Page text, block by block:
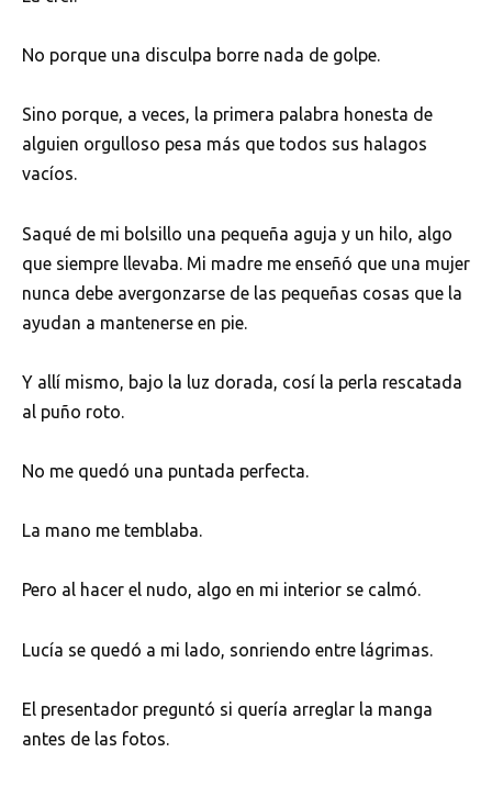
No porque una disculpa borre nada de golpe.
Sino porque, a veces, la primera palabra honesta de
alguien orgulloso pesa más que todos sus halagos
vacíos.
Saqué de mi bolsillo una pequeña aguja y un hilo, algo
que siempre llevaba. Mi madre me enseñó que una mujer
nunca debe avergonzarse de las pequeñas cosas que la
ayudan a mantenerse en pie.
Y allí mismo, bajo la luz dorada, cosí la perla rescatada
al puño roto.
No me quedó una puntada perfecta.
La mano me temblaba.
Pero al hacer el nudo, algo en mi interior se calmó.
Lucía se quedó a mi lado, sonriendo entre lágrimas.
El presentador preguntó si quería arreglar la manga
antes de las fotos.